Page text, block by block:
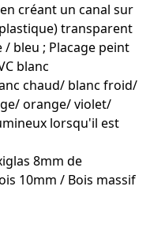
créant un canal sur
transparent
bleu ; Placage peint
blanc
chaud/ blanc froid/
orange/ violet/
lorsqu'il est
8mm de
10mm / Bois massif